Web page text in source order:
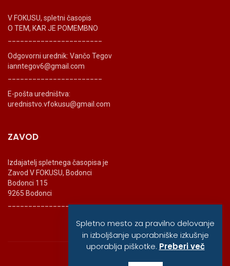
V FOKUSU, spletni časopis
O TEM, KAR JE POMEMBNO
Odgovorni urednik: Vančo Tegov
ianntegov6@gmail.com
E-pošta uredništva:
urednistvo.vfokusu@gmail.com
ZAVOD
Izdajatelj spletnega časopisa je
Zavod V FOKUSU, Bodonci
Bodonci 115
9265 Bodonci
_______________________
© vfokusu, 2020
Spletno mesto za pravilno delovanje
in izboljšanje uporabniške izkušnje
uporablja piškotke. Preberi več